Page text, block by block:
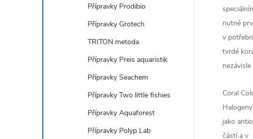
Přípravky Prodibio
Přípravky Grotech
TRITON metoda
Přípravky Preis aquaristik
Přípravky Seachem
Přípravky Two little fishies
Přípravky Aquaforest
Přípravky Polyp Lab
nutné
v
tvrdé
Coral
jako
částí a v